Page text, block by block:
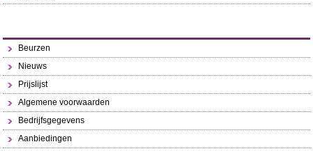
Beurzen
Nieuws
Prijslijst
Algemene voorwaarden
Bedrijfsgegevens
Aanbiedingen